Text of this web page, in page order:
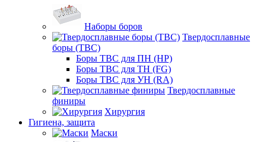
Наборы боров
Твердосплавные
боры (ТВС)
Боры ТВС для ПН (HP)
Боры ТВС для ТН (FG)
Боры ТВС для УН (RA)
Твердосплавные
финиры
Хирургия
Гигиена, защита
Маски